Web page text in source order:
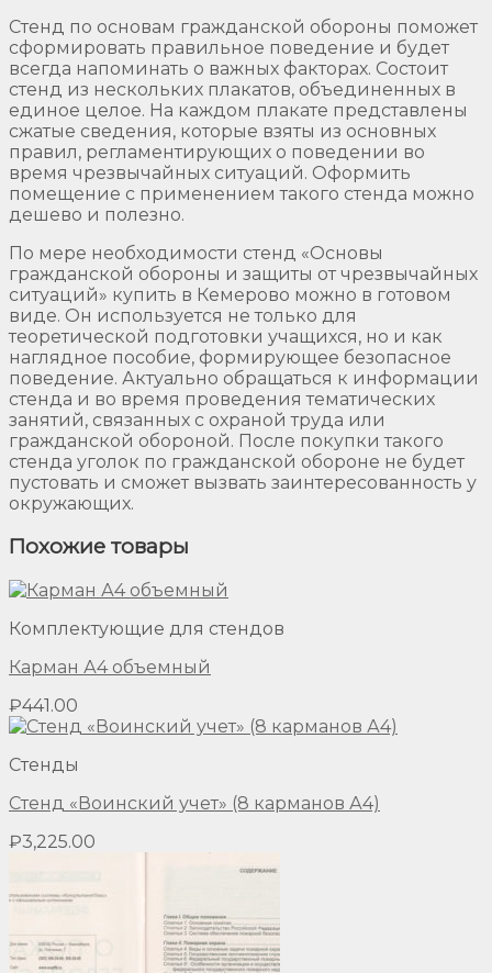
Стенд по основам гражданской обороны поможет
сформировать правильное поведение и будет
всегда напоминать о важных факторах. Состоит
стенд из нескольких плакатов, объединенных в
единое целое. На каждом плакате представлены
сжатые сведения, которые взяты из основных
правил, регламентирующих о поведении во
время чрезвычайных ситуаций. Оформить
помещение с применением такого стенда можно
дешево и полезно.
По мере необходимости стенд «Основы
гражданской обороны и защиты от чрезвычайных
ситуаций» купить в Кемерово можно в готовом
виде. Он используется не только для
теоретической подготовки учащихся, но и как
наглядное пособие, формирующее безопасное
поведение. Актуально обращаться к информации
стенда и во время проведения тематических
занятий, связанных с охраной труда или
гражданской обороной. После покупки такого
стенда уголок по гражданской обороне не будет
пустовать и сможет вызвать заинтересованность у
окружающих.
Похожие товары
Комплектующие для стендов
Карман А4 объемный
₽441.00
Стенды
Стенд «Воинский учет» (8 карманов А4)
₽3,225.00